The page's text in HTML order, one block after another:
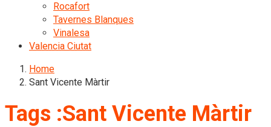
Rocafort
Tavernes Blanques
Vinalesa
Valencia Ciutat
Home
Sant Vicente Màrtir
Tags :Sant Vicente Màrtir